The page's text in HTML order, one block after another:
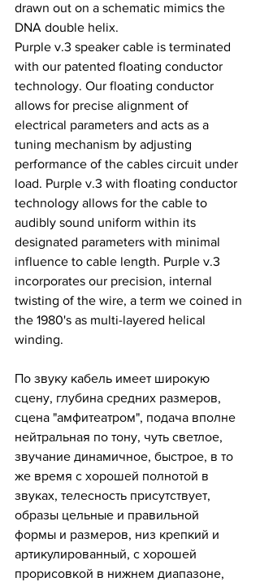
drawn out on a schematic mimics the
DNA double helix.
Purple v.3 speaker cable is terminated
with our patented floating conductor
technology. Our floating conductor
allows for precise alignment of
electrical parameters and acts as a
tuning mechanism by adjusting
performance of the cables circuit under
load. Purple v.3 with floating conductor
technology allows for the cable to
audibly sound uniform within its
designated parameters with minimal
influence to cable length. Purple v.3
incorporates our precision, internal
twisting of the wire, a term we coined in
the 1980's as multi-layered helical
winding.
По звуку кабель имеет широкую
сцену, глубина средних размеров,
сцена "амфитеатром", подача вполне
нейтральная по тону, чуть светлое,
звучание динамичное, быстрое, в то
же время с хорошей полнотой в
звуках, телесность присутствует,
образы цельные и правильной
формы и размеров, низ крепкий и
артикулированный, с хорошей
прорисовкой в нижнем диапазоне,